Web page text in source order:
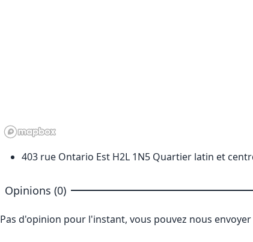
403 rue Ontario Est H2L 1N5 Quartier latin et
Opinions (0)
Pas d'opinion pour l'instant, vous pouvez nous